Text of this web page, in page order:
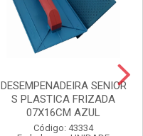
DESEMPENADEIRA SENIOR
S PLASTICA FRIZADA
07X16CM AZUL
Código: 43334